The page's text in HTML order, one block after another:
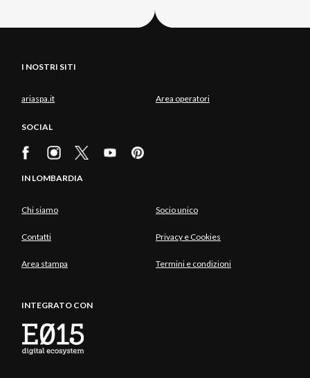
I NOSTRI SITI
ariaspa.it Area operatori
SOCIAL
IN LOMBARDIA
Chi siamo Socio unico
Contatti Privacy e Cookies
Area stampa Termini e condizioni
INTEGRATO CON